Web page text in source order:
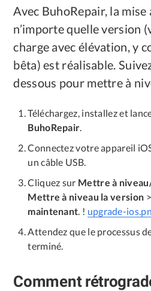
Politique de
remboursement
Avec BuhoRepair, la mise
n’importe quelle version
charge avec élévation, y
bêta) est réalisable.
dessous pour mettre à
Téléchargez, installez et
BuhoRepair
Connectez votre appareil
un câble USB.
Cliquez sur Mettre à
Mettre à niveau la version >
maintenant . ! upgrade-
Attendez que le processus
terminé.
Comment